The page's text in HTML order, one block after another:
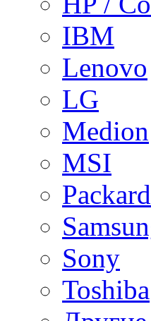
IBM
Lenovo
LG
Medion
MSI
Sony
Toshiba